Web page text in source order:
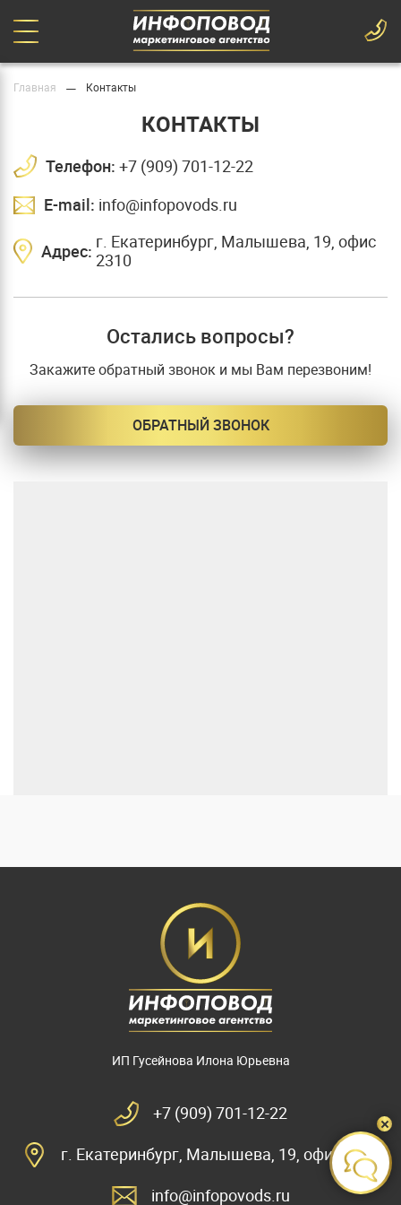
Главная — Контакты
КОНТАКТЫ
Телефон: +7 (909) 701-12-22
E-mail: info@infopovods.ru
Адрес: г. Екатеринбург, Малышева, 19, офис
2310
Остались вопросы?
Закажите обратный звонок и мы Вам перезвоним!
ОБРАТНЫЙ ЗВОНОК
ИП Гусейнова Илона Юрьевна
+7 (909) 701-12-22
г. Екатеринбург, Малышева, 19, офис 2310
info@infopovods.ru